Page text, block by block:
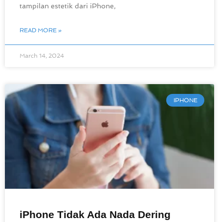
tampilan estetik dari iPhone,
READ MORE »
March 14, 2024
IPHONE
iPhone Tidak Ada Nada Dering